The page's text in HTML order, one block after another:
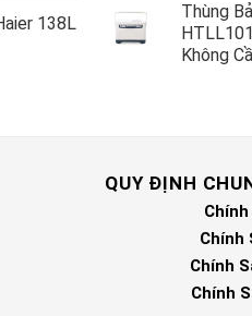
138L
Thùng
Không
QUY ĐỊNH
Chính
Chính
Chính